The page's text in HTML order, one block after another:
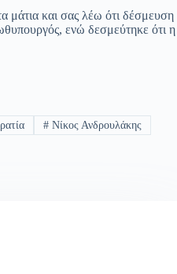
μάτια και σας λέω ότι δέσμευση
ενώ δεσμεύτηκε ότι η
#Νίκος Ανδρουλάκης